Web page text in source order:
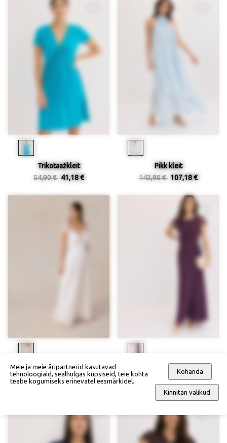
Trikotaažkleit
54,90 € 41,18 €
Pikk kleit
142,90 € 107,18 €
Pitsiga pulmakleit
172,90 € 129,68 €
Pärlitega tüllkleit
117,68 €
Meie ja meie äripartnerid kasutavad
tehnoloogiaid, sealhulgas küpsiseid, teie kohta
teabe kogumiseks erinevatel eesmärkidel.
Kohanda
Kinnitan valikud